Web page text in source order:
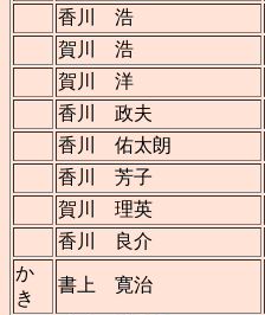
香川 浩
賀川 浩
賀川 洋
香川 政夫
香川 佑太朗
香川 芳子
賀川 理英
香川 良介
か
き
書上 寛治